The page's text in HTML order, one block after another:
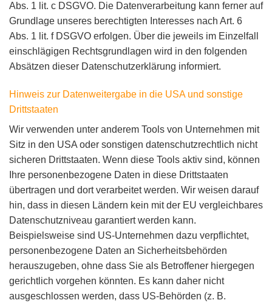
Abs. 1 lit. c DSGVO. Die Datenverarbeitung kann ferner auf
Grundlage unseres berechtigten Interesses nach Art. 6
Abs. 1 lit. f DSGVO erfolgen. Über die jeweils im Einzelfall
einschlägigen Rechtsgrundlagen wird in den folgenden
Absätzen dieser Datenschutzerklärung informiert.
Hinweis zur Datenweitergabe in die USA und sonstige
Drittstaaten
Wir verwenden unter anderem Tools von Unternehmen mit
Sitz in den USA oder sonstigen datenschutzrechtlich nicht
sicheren Drittstaaten. Wenn diese Tools aktiv sind, können
Ihre personenbezogene Daten in diese Drittstaaten
übertragen und dort verarbeitet werden. Wir weisen darauf
hin, dass in diesen Ländern kein mit der EU vergleichbares
Datenschutzniveau garantiert werden kann.
Beispielsweise sind US-Unternehmen dazu verpflichtet,
personenbezogene Daten an Sicherheitsbehörden
herauszugeben, ohne dass Sie als Betroffener hiergegen
gerichtlich vorgehen könnten. Es kann daher nicht
ausgeschlossen werden, dass US-Behörden (z. B.